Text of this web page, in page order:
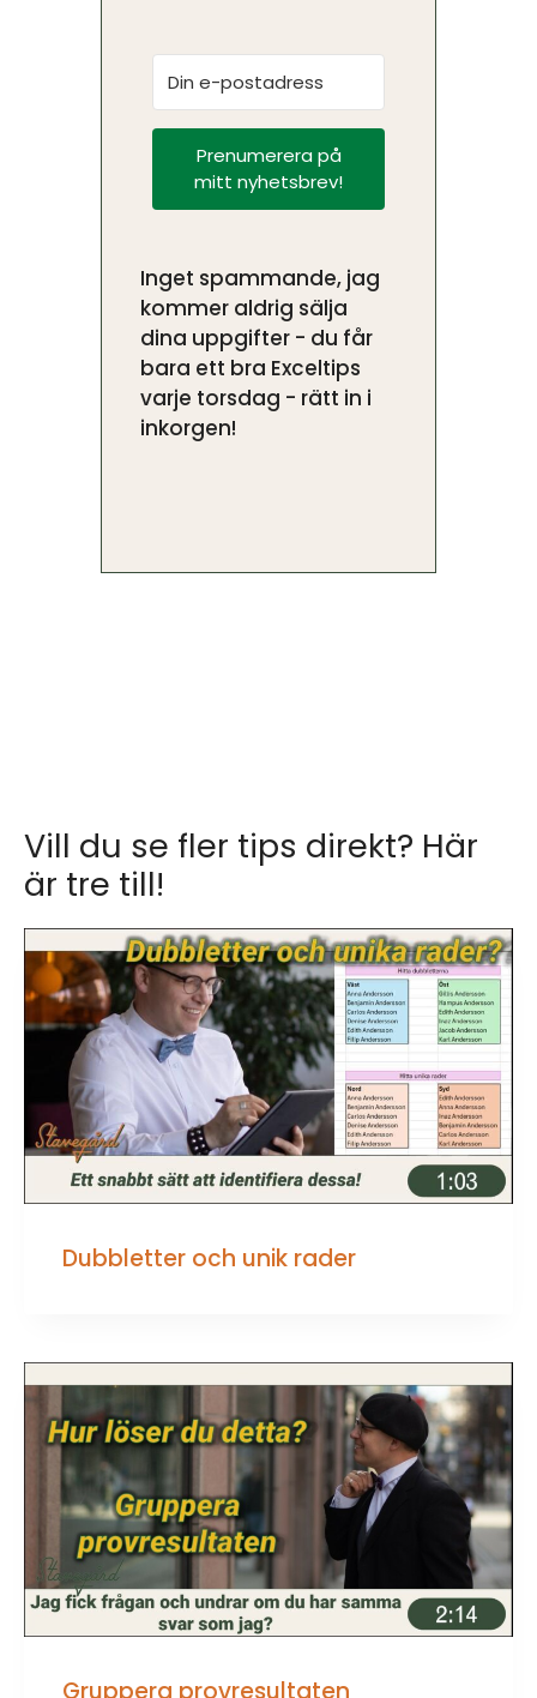
Prenumerera på
mitt nyhetsbrev!
Inget spammande, jag
kommer aldrig sälja
dina uppgifter - du får
bara ett bra Exceltips
varje torsdag - rätt in i
inkorgen!
Vill du se fler tips direkt? Här
är tre till!
Dubbletter och unik rader